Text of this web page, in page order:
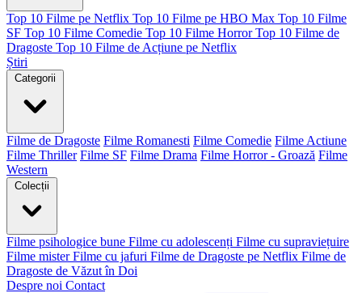
Top 10 Filme pe Netflix Top 10 Filme pe HBO Max Top 10 Filme
SF Top 10 Filme Comedie Top 10 Filme Horror Top 10 Filme de
Dragoste Top 10 Filme de Acțiune pe Netflix
Știri
Categorii
Filme de Dragoste Filme Romanesti Filme Comedie Filme Actiune
Filme Thriller Filme SF Filme Drama Filme Horror - Groază Filme
Western
Colecții
Filme psihologice bune Filme cu adolescenți Filme cu supraviețuire
Filme mister Filme cu jafuri Filme de Dragoste pe Netflix Filme de
Dragoste de Văzut în Doi
Despre noi Contact